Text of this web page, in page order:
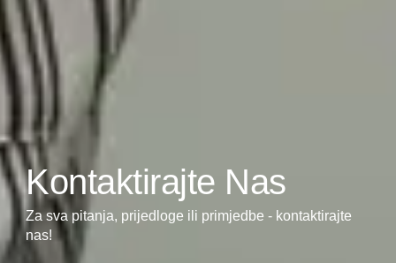
Kontaktirajte Nas
Za sva pitanja, prijedloge ili primjedbe - kontaktirajte
nas!